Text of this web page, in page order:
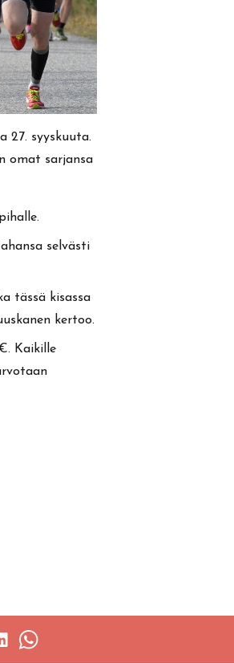
27. syyskuuta.
omat sarjansa
selvästi
tässä kisassa
kertoo.
Kaikille